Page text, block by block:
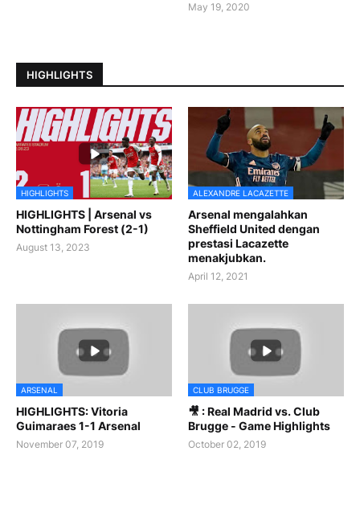
May 19, 2020
HIGHLIGHTS
HIGHLIGHTS
HIGHLIGHTS | Arsenal vs
Nottingham Forest (2-1)
August 13, 2023
ALEXANDRE LACAZETTE
Arsenal mengalahkan
Sheffield United dengan
prestasi Lacazette
menakjubkan.
April 12, 2021
ARSENAL
HIGHLIGHTS: Vitoria
Guimaraes 1-1 Arsenal
November 07, 2019
CLUB BRUGGE
🎥 : Real Madrid vs. Club
Brugge - Game Highlights
October 02, 2019